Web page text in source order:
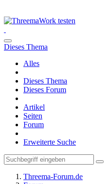
Dieses Thema
Alles
Dieses Thema
Dieses Forum
Artikel
Seiten
Forum
Erweiterte Suche
Threema-Forum.de